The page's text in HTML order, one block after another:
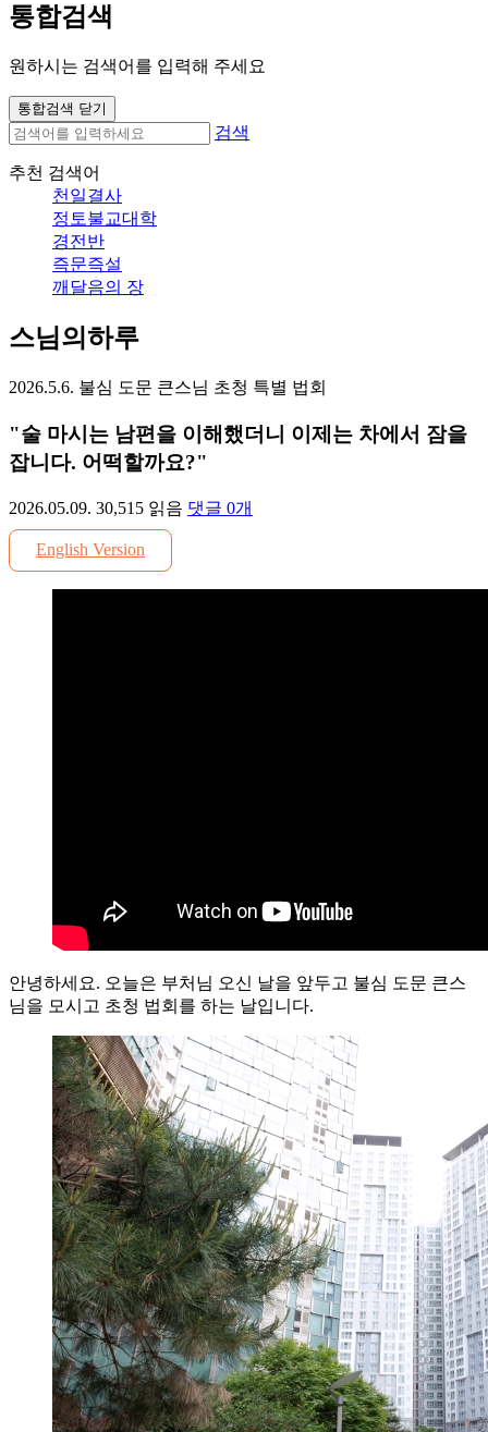
통합검색
원하시는 검색어를 입력해 주세요
통합검색 닫기
검색
추천 검색어
천일결사
정토불교대학
경전반
즉문즉설
깨달음의 장
스님의하루
2026.5.6. 불심 도문 큰스님 초청 특별 법회
"술 마시는 남편을 이해했더니 이제는 차에서 잠을
잡니다. 어떡할까요?"
2026.05.09. 30,515 읽음 댓글 0개
English Version
안녕하세요. 오늘은 부처님 오신 날을 앞두고 불심 도문 큰스
님을 모시고 초청 법회를 하는 날입니다.